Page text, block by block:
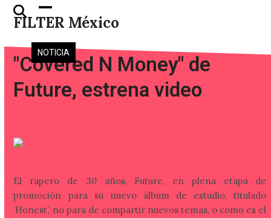
Skip
FILTER México
Open
mobile
menu
Close
mobile
menu
NOTICIA
"Covered N Money" de
Future, estrena video
El rapero de 30 años, Future, en plena etapa de
promoción para su nuevo álbum de estudio, titulado
‘Honest’, no para de compartir nuevos temas, o como es el